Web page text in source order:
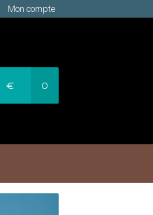
Mon compte
€ 0